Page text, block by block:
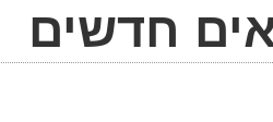
חדשים